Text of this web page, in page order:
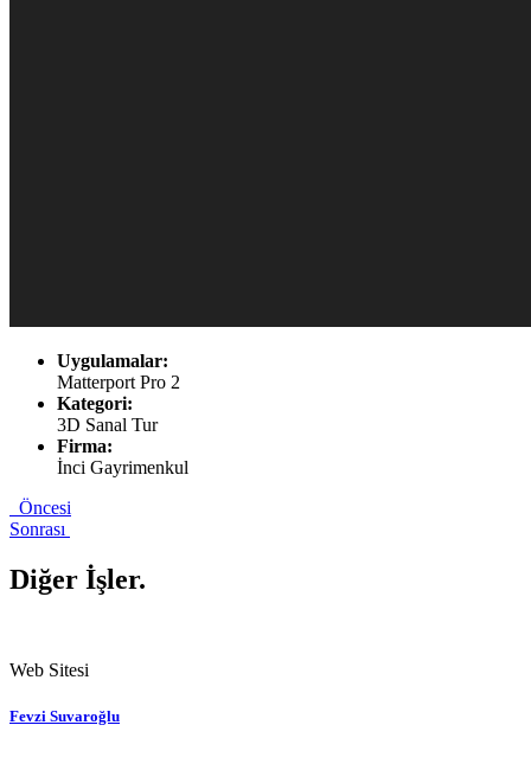
Uygulamalar:
Matterport Pro 2
Kategori:
3D Sanal Tur
Firma:
İnci Gayrimenkul
Öncesi
Sonrası
Diğer İşler.
Web Sitesi
Fevzi Suvaroğlu